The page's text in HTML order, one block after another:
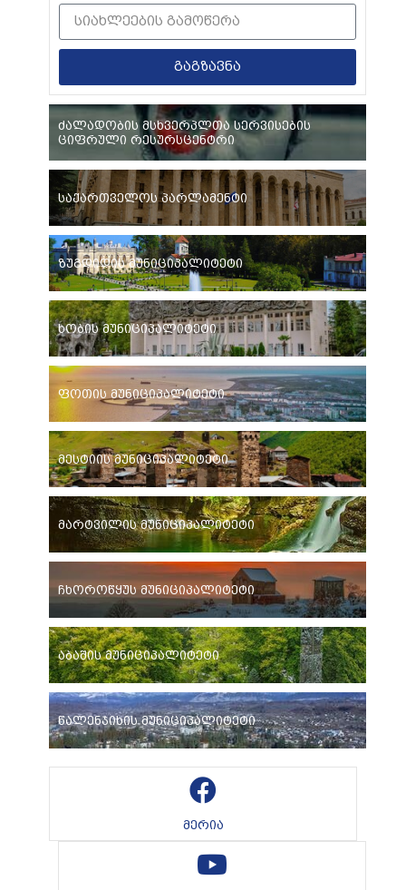
გაგზავნა
ძალადობის მსხვერპლთა სერვისების
ციფრული რესურსცენტრი
საქართველოს პარლამენტი
ზუგდიდის მუნიციპალიტეტი
ხობის მუნიციპალიტეტი
ფოთის მუნიციპალიტეტი
მესტიის მუნიციპალიტეტი
მარტვილის მუნიციპალიტეტი
ჩხოროწყუს მუნიციპალიტეტი
აბაშის მუნიციპალიტეტი
წალენჯიხის მუნიციპალიტეტი
მერია